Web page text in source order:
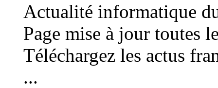
Actualité informatique
Page mise à jour toutes
Téléchargez les actus
...